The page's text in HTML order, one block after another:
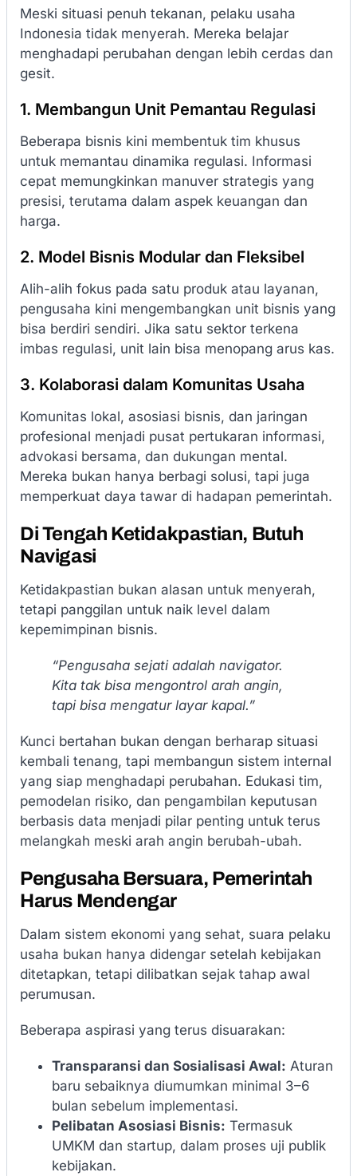
Meski situasi penuh tekanan, pelaku usaha
Indonesia tidak menyerah. Mereka belajar
menghadapi perubahan dengan lebih cerdas dan
gesit.
1. Membangun Unit Pemantau Regulasi
Beberapa bisnis kini membentuk tim khusus
untuk memantau dinamika regulasi. Informasi
cepat memungkinkan manuver strategis yang
presisi, terutama dalam aspek keuangan dan
harga.
2. Model Bisnis Modular dan Fleksibel
Alih-alih fokus pada satu produk atau layanan,
pengusaha kini mengembangkan unit bisnis yang
bisa berdiri sendiri. Jika satu sektor terkena
imbas regulasi, unit lain bisa menopang arus kas.
3. Kolaborasi dalam Komunitas Usaha
Komunitas lokal, asosiasi bisnis, dan jaringan
profesional menjadi pusat pertukaran informasi,
advokasi bersama, dan dukungan mental.
Mereka bukan hanya berbagi solusi, tapi juga
memperkuat daya tawar di hadapan pemerintah.
Di Tengah Ketidakpastian, Butuh
Navigasi
Ketidakpastian bukan alasan untuk menyerah,
tetapi panggilan untuk naik level dalam
kepemimpinan bisnis.
“Pengusaha sejati adalah navigator.
Kita tak bisa mengontrol arah angin,
tapi bisa mengatur layar kapal.”
Kunci bertahan bukan dengan berharap situasi
kembali tenang, tapi membangun sistem internal
yang siap menghadapi perubahan. Edukasi tim,
pemodelan risiko, dan pengambilan keputusan
berbasis data menjadi pilar penting untuk terus
melangkah meski arah angin berubah-ubah.
Pengusaha Bersuara, Pemerintah
Harus Mendengar
Dalam sistem ekonomi yang sehat, suara pelaku
usaha bukan hanya didengar setelah kebijakan
ditetapkan, tetapi dilibatkan sejak tahap awal
perumusan.
Beberapa aspirasi yang terus disuarakan:
Transparansi dan Sosialisasi Awal: Aturan
baru sebaiknya diumumkan minimal 3–6
bulan sebelum implementasi.
Pelibatan Asosiasi Bisnis: Termasuk
UMKM dan startup, dalam proses uji publik
kebijakan.